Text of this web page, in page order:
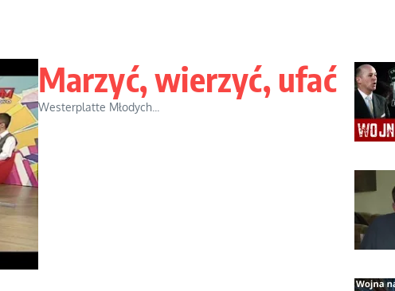
Marzyć, wierzyć, ufać
Westerplatte Młodych...